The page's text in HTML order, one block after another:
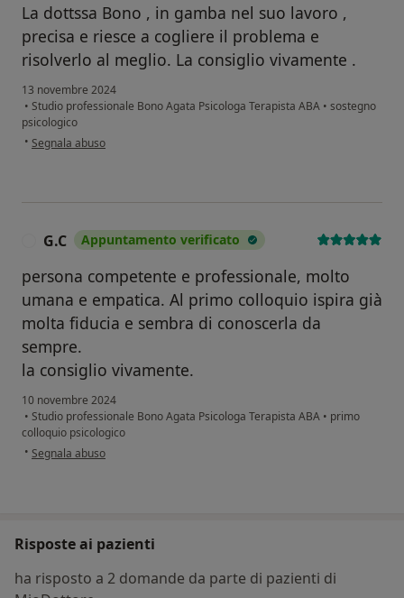
La dottssa Bono , in gamba nel suo lavoro ,
precisa e riesce a cogliere il problema e
risolverlo al meglio. La consiglio vivamente .
13 novembre 2024
• Studio professionale Bono Agata Psicologa Terapista ABA • sostegno
psicologico
• secondo l'opinione dell'utente Giuliana
Segnala abuso
G.C Appuntamento verificato
persona competente e professionale, molto
umana e empatica. Al primo colloquio ispira già
molta fiducia e sembra di conoscerla da
sempre.
la consiglio vivamente.
10 novembre 2024
• Studio professionale Bono Agata Psicologa Terapista ABA • primo
colloquio psicologico
• secondo l'opinione dell'utente G.C
Segnala abuso
Risposte ai pazienti
ha risposto a 2 domande da parte di pazienti di